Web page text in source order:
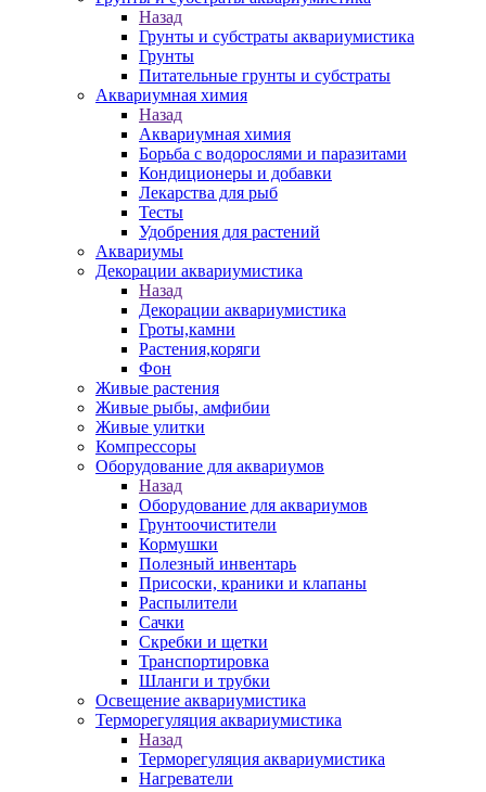
Назад
Грунты и субстраты аквариумистика
Грунты
Питательные грунты и субстраты
Аквариумная химия
Назад
Аквариумная химия
Борьба с водорослями и паразитами
Кондиционеры и добавки
Лекарства для рыб
Тесты
Удобрения для растений
Аквариумы
Декорации аквариумистика
Назад
Декорации аквариумистика
Гроты,камни
Растения,коряги
Фон
Живые растения
Живые рыбы, амфибии
Живые улитки
Компрессоры
Оборудование для аквариумов
Назад
Оборудование для аквариумов
Грунтоочистители
Кормушки
Полезный инвентарь
Присоски, краники и клапаны
Распылители
Сачки
Скребки и щетки
Транспортировка
Шланги и трубки
Освещение аквариумистика
Терморегуляция аквариумистика
Назад
Терморегуляция аквариумистика
Нагреватели